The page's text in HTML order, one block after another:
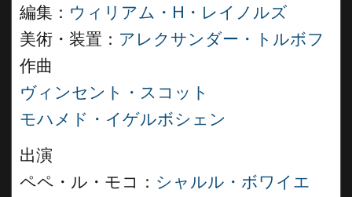
編集： ウィリアム・H・レイノルズ
美術・装置： アレクサンダー・トルボフ
作曲
ヴィンセント・スコット
モハメド・イゲルボシェン
出演
ペペ・ル・モコ： シャルル・ボワイエ